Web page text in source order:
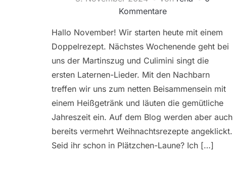
Kommentare
Hallo November! Wir starten heute mit einem
Doppelrezept. Nächstes Wochenende geht bei
uns der Martinszug und Culimini singt die
ersten Laternen-Lieder. Mit den Nachbarn
treffen wir uns zum netten Beisammensein mit
einem Heißgetränk und läuten die gemütliche
Jahreszeit ein. Auf dem Blog werden aber auch
bereits vermehrt Weihnachtsrezepte angeklickt.
Seid ihr schon in Plätzchen-Laune? Ich […]